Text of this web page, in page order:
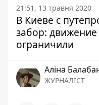
21:51, 13 травня 2020
В Киеве с
забор: движение
ограничили
Аліна
ЖУРНАЛІСТ